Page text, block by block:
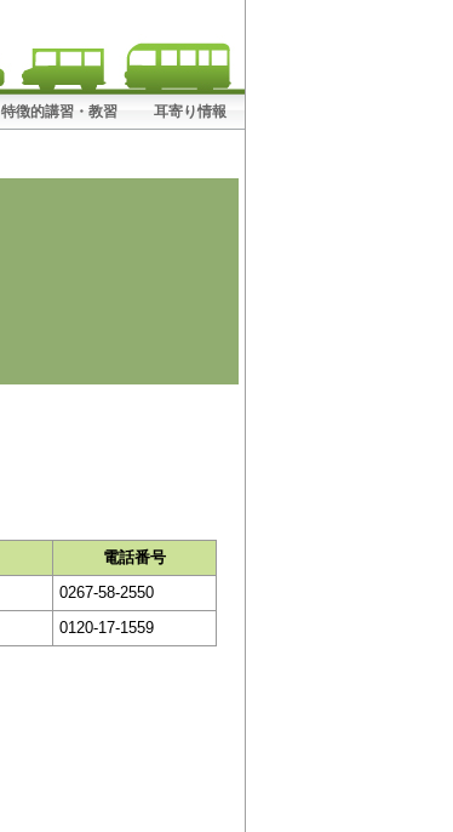
特徴的講習・教習 耳寄り情報
電話番号
0267-58-2550
0120-17-1559